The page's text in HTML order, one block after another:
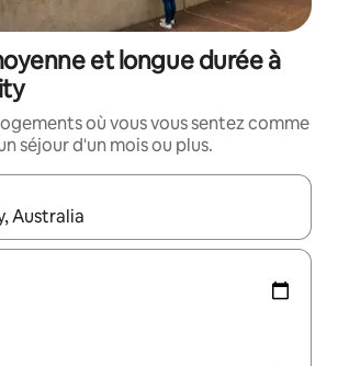
et longue durée à
où vous vous sentez comme
séjour d'un mois ou plus.
s'affichent, utilisez les flèches vers le